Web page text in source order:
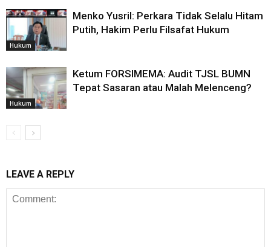
Hukum
Menko Yusril: Perkara Tidak Selalu Hitam
Putih, Hakim Perlu Filsafat Hukum
Hukum
Ketum FORSIMEMA: Audit TJSL BUMN
Tepat Sasaran atau Malah Melenceng?
LEAVE A REPLY